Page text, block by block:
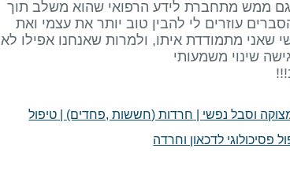
גם ממש מתחברת לידע הרפואי שהוא משלב תוך
עוזרים לי להבין טוב יותר את עצמי ואת
שאני מתמודדת איתו, ולמרות שאנחנו אפילו לא
וסבל נפשי חרדות (חששות ,פחדים)
טיפול
פסיכולוגי לדכאון וחרדה